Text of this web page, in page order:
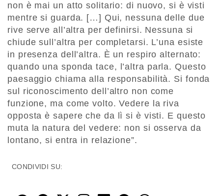
non è mai un atto solitario: di nuovo, si è visti
mentre si guarda. […] Qui, nessuna delle due
rive serve all’altra per definirsi. Nessuna si
chiude sull’altra per completarsi. L’una esiste
in presenza dell’altra. È un respiro alternato:
quando una sponda tace, l’altra parla. Questo
paesaggio chiama alla responsabilità. Si fonda
sul riconoscimento dell’altro non come
funzione, ma come volto. Vedere la riva
opposta è sapere che da lì si è visti. E questo
muta la natura del vedere: non si osserva da
lontano, si entra in relazione”.
CONDIVIDI SU: